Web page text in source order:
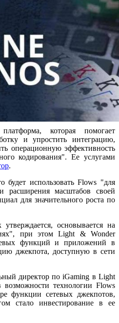
которая помогает
и упростить интеграцию,
операционную эффективность
кодирования". Ее услугами
.
будет использовать Flows "для
масштабов своей
для значительного роста по
основывается на
при этом Light & Wonder
функций и приложений в
джекпота, доступную в сети
директор по iGaming в Light
технологии Flows
функции сетевых джекпотов,
стало инвестирование в ее